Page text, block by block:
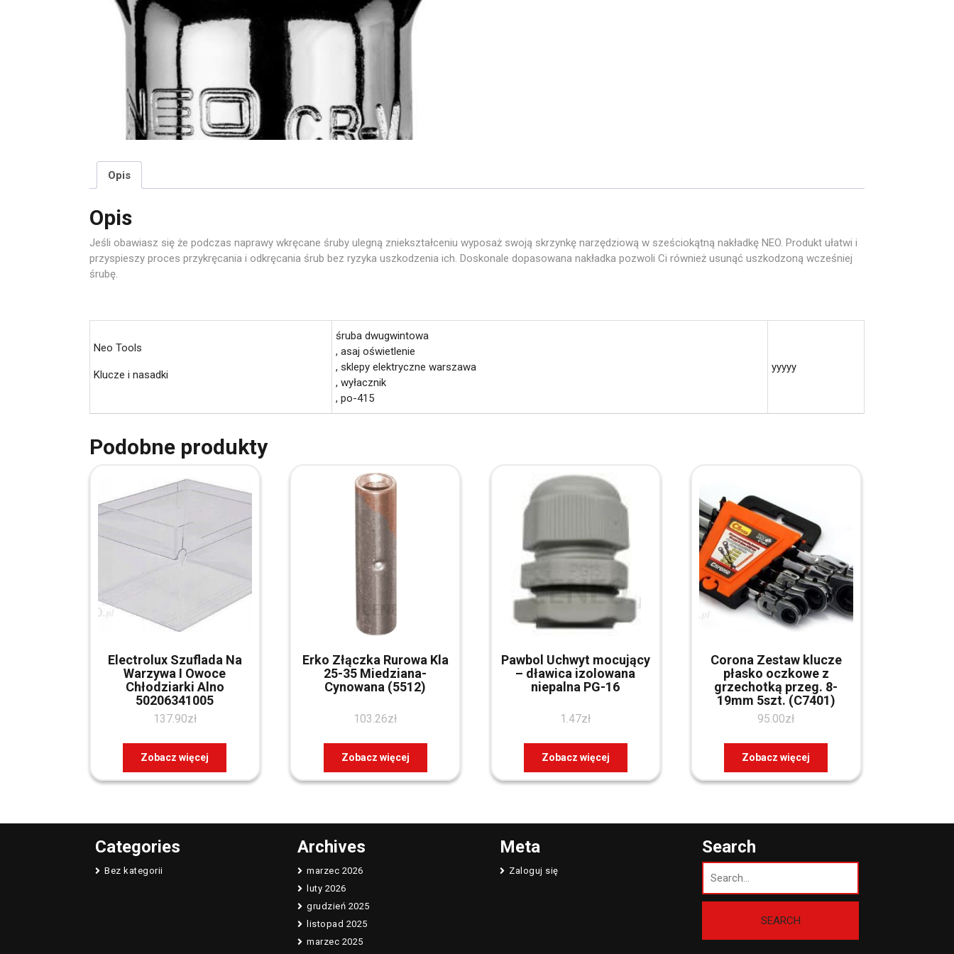
Opis
Opis
Jeśli obawiasz się że podczas naprawy wkręcane śruby ulegną zniekształceniu wyposaż swoją skrzynkę narzędziową w sześciokątną nakładkę NEO. Produkt ułatwi i
przyspieszy proces przykręcania i odkręcania śrub bez ryzyka uszkodzenia ich. Doskonale dopasowana nakładka pozwoli Ci również usunąć uszkodzoną wcześniej
śrubę.
Neo Tools
Klucze i nasadki
śruba dwugwintowa
, asaj oświetlenie
, sklepy elektryczne warszawa
, wyłacznik
, po-415
yyyyy
Podobne produkty
Electrolux Szuflada Na
Warzywa I Owoce
Chłodziarki Alno
50206341005
137.90zł
Zobacz więcej
Erko Złączka Rurowa Kla
25-35 Miedziana-
Cynowana (5512)
103.26zł
Zobacz więcej
Pawbol Uchwyt mocujący
– dławica izolowana
niepalna PG-16
1.47zł
Zobacz więcej
Corona Zestaw klucze
płasko oczkowe z
grzechotką przeg. 8-
19mm 5szt. (C7401)
95.00zł
Zobacz więcej
Categories
Bez kategorii
Archives
marzec 2026
luty 2026
grudzień 2025
listopad 2025
marzec 2025
Meta
Zaloguj się
Search